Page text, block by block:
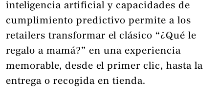
inteligencia artificial y capacidades de
cumplimiento predictivo permite a los
retailers transformar el clásico “¿Qué le
regalo a mamá?” en una experiencia
memorable, desde el primer clic, hasta la
entrega o recogida en tienda.